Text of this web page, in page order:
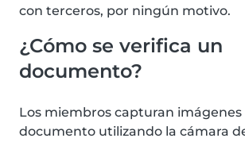
con terceros, por ningún motivo.
¿Cómo se verifica un
documento?
Los miembros capturan imágenes
documento utilizando la cámara